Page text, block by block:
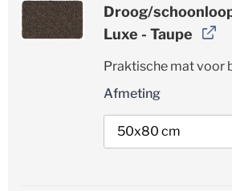
Droog/
Luxe - Taupe
Praktische mat voor
Afmeting